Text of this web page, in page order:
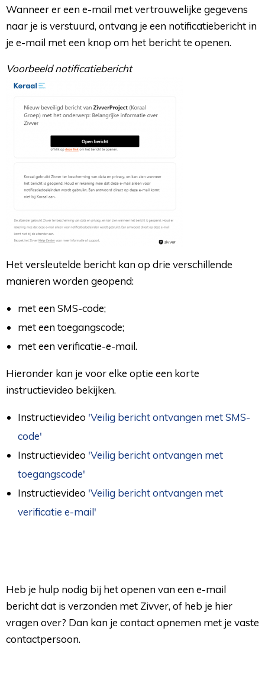
Wanneer er een e-mail met vertrouwelijke gegevens
naar je is verstuurd, ontvang je een notificatiebericht in
je e-mail met een knop om het bericht te openen.
Voorbeeld notificatiebericht
Het versleutelde bericht kan op drie verschillende
manieren worden geopend:
met een SMS-code;
met een toegangscode;
met een verificatie-e-mail.
Hieronder kan je voor elke optie een korte
instructievideo bekijken.
Instructievideo 'Veilig bericht ontvangen met SMS-
code'
Instructievideo 'Veilig bericht ontvangen met
toegangscode'
Instructievideo 'Veilig bericht ontvangen met
verificatie e-mail'
Heb je hulp nodig bij het openen van een e-mail
bericht dat is verzonden met Zivver, of heb je hier
vragen over? Dan kan je contact opnemen met je vaste
contactpersoon.